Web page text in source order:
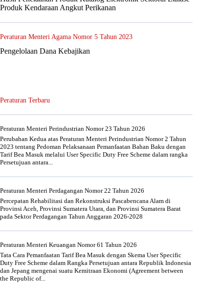
Produk Kendaraan Angkut Perikanan
Peraturan Menteri Agama Nomor 5 Tahun 2023
Pengelolaan Dana Kebajikan
Peraturan Terbaru
Peraturan Menteri Perindustrian Nomor 23 Tahun 2026
Perubahan Kedua atas Peraturan Menteri Perindustrian Nomor 2 Tahun
2023 tentang Pedoman Pelaksanaan Pemanfaatan Bahan Baku dengan
Tarif Bea Masuk melalui User Specific Duty Free Scheme dalam rangka
Persetujuan antara...
Peraturan Menteri Perdagangan Nomor 22 Tahun 2026
Percepatan Rehabilitasi dan Rekonstruksi Pascabencana Alam di
Provinsi Aceh, Provinsi Sumatera Utara, dan Provinsi Sumatera Barat
pada Sektor Perdagangan Tahun Anggaran 2026-2028
Peraturan Menteri Keuangan Nomor 61 Tahun 2026
Tata Cara Pemanfaatan Tarif Bea Masuk dengan Skema User Specific
Duty Free Scheme dalam Rangka Persetujuan antara Republik Indonesia
dan Jepang mengenai suatu Kemitraan Ekonomi (Agreement between
the Republic of...